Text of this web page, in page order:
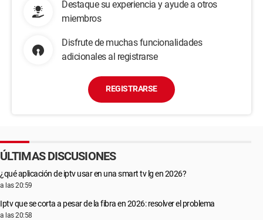
Destaque su experiencia y ayude a otros
miembros
Disfrute de muchas funcionalidades
adicionales al registrarse
REGISTRARSE
ÚLTIMAS DISCUSIONES
¿qué aplicación de iptv usar en una smart tv lg en 2026?
a las 20:59
Iptv que se corta a pesar de la fibra en 2026: resolver el problema
a las 20:58